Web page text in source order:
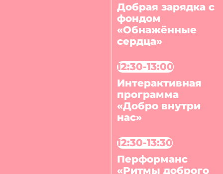
Добрая зарядка с
фондом
«Обнажённые
сердца»
12:30-13:00
Интерактивная
программа
«Добро внутри
нас»
12:30-13:30
Перформанс
«Ритмы доброго